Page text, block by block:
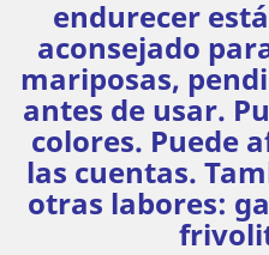
endurecer
aconsejado
mariposas,
antes de usar.
colores. Puede
las cuentas.
otras labores: